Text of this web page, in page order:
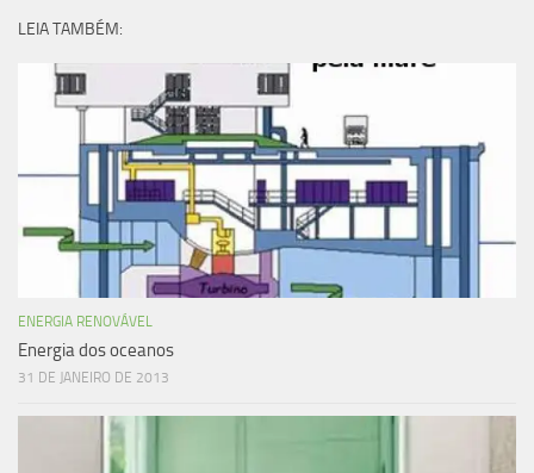
LEIA TAMBÉM:
ENERGIA RENOVÁVEL
Energia dos oceanos
31 DE JANEIRO DE 2013